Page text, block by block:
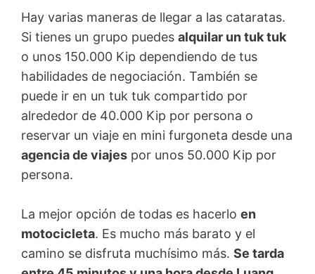
Hay varias maneras de llegar a las cataratas.
Si tienes un grupo puedes alquilar un tuk tuk
o unos 150.000 Kip dependiendo de tus
habilidades de negociación. También se
puede ir en un tuk tuk compartido por
alrededor de 40.000 Kip por persona o
reservar un viaje en mini furgoneta desde una
agencia de viajes por unos 50.000 Kip por
persona.
La mejor opción de todas es hacerlo en
motocicleta. Es mucho más barato y el
camino se disfruta muchísimo más. Se tarda